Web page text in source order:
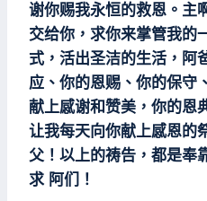
谢你赐我永恒的救恩。主
交给你，求你来掌管我的
式，活出圣洁的生活，阿
应、你的恩赐、你的保守
献上感谢和赞美，你的恩
让我每天向你献上感恩的
父！以上的祷告，都是奉
求 阿们！